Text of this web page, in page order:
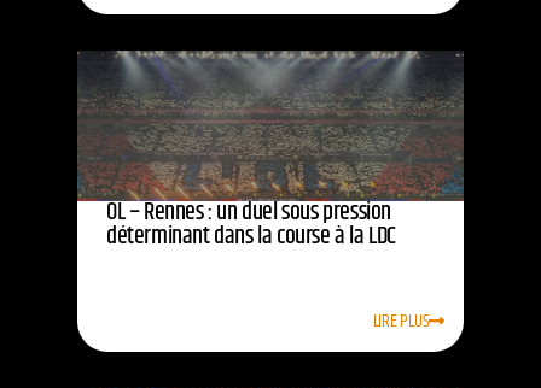
OL – Rennes : un duel sous pression
déterminant dans la course à la LDC
LIRE PLUS